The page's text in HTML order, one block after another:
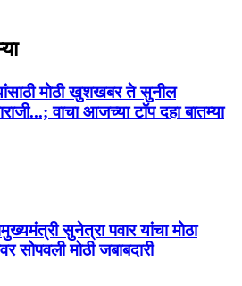
मोठी खुशखबर ते सुनील
वाचा आजच्या टॉप दहा बातम्या
सुनेत्रा पवार यांचा मोठा
सोपवली मोठी जबाबदारी